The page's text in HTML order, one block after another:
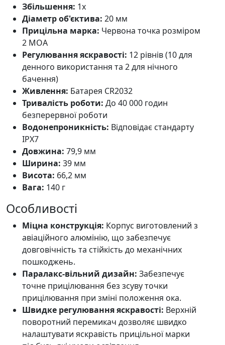
Збільшення: 1x
Діаметр об'єктива: 20 мм
Прицільна марка: Червона точка розміром
2 MOA
Регулювання яскравості: 12 рівнів (10 для
денного використання та 2 для нічного
бачення)
Живлення: Батарея CR2032
Тривалість роботи: До 40 000 годин
безперервної роботи
Водонепроникність: Відповідає стандарту
IPX7
Довжина: 79,9 мм
Ширина: 39 мм
Висота: 66,2 мм
Вага: 140 г
Особливості
Міцна конструкція: Корпус виготовлений з
авіаційного алюмінію, що забезпечує
довговічність та стійкість до механічних
пошкоджень.
Паралакс-вільний дизайн: Забезпечує
точне прицілювання без зсуву точки
прицілювання при зміні положення ока.
Швидке регулювання яскравості: Верхній
поворотний перемикач дозволяє швидко
налаштувати яскравість прицільної марки